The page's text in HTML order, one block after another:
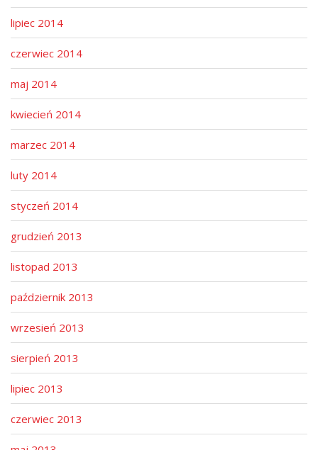
lipiec 2014
czerwiec 2014
maj 2014
kwiecień 2014
marzec 2014
luty 2014
styczeń 2014
grudzień 2013
listopad 2013
październik 2013
wrzesień 2013
sierpień 2013
lipiec 2013
czerwiec 2013